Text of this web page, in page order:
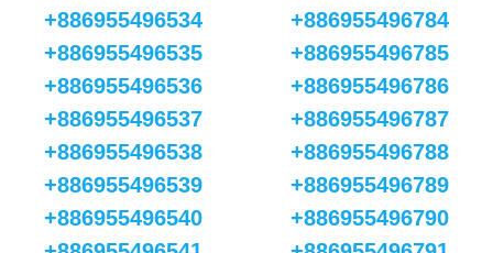
+886955496534
+886955496535
+886955496536
+886955496537
+886955496538
+886955496539
+886955496540
+886955496784
+886955496785
+886955496786
+886955496787
+886955496788
+886955496789
+886955496790